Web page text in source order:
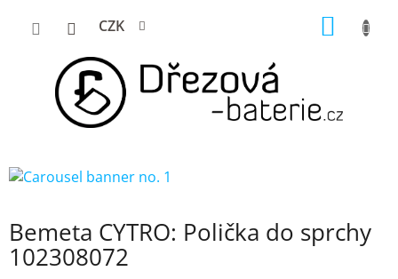
CZK
Bemeta CYTRO: Polička do sprchy
102308072